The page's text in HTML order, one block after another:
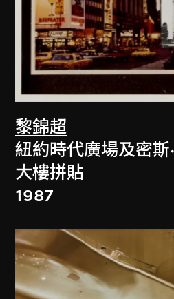
黎錦超
紐約時代廣場及密斯
大樓拼貼
1987